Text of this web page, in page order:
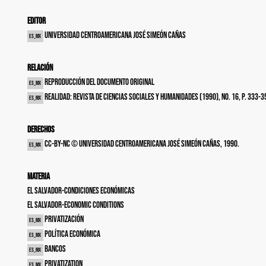
Editor
es_MX Universidad Centroamericana José Simeón Cañas
Relación
es_MX Reproducción del documento original
es_MX Realidad: revista de ciencias sociales y humanidades (1990), no. 16, p. 333-
Derechos
es_MX cc-by-nc © Universidad Centroamericana José Simeón Cañas, 1990.
Materia
El Salvador-Condiciones económicas
El Salvador-Economic conditions
es_MX Privatización
es_MX Política económica
es_MX Bancos